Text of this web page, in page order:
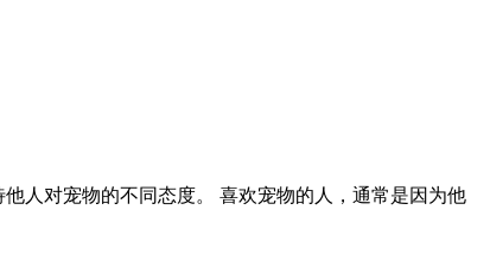
人对宠物的不同态度。 喜欢宠物的人，通常是因为他